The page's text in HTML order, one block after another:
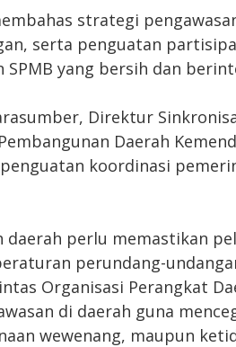
strategi
serta penguatan
SPMB yang bersih dan
Direktur
Daerah
koordinasi
daerah perlu memastikan
perundang-
Organisasi Perangkat
di daerah guna
wewenang, maupun